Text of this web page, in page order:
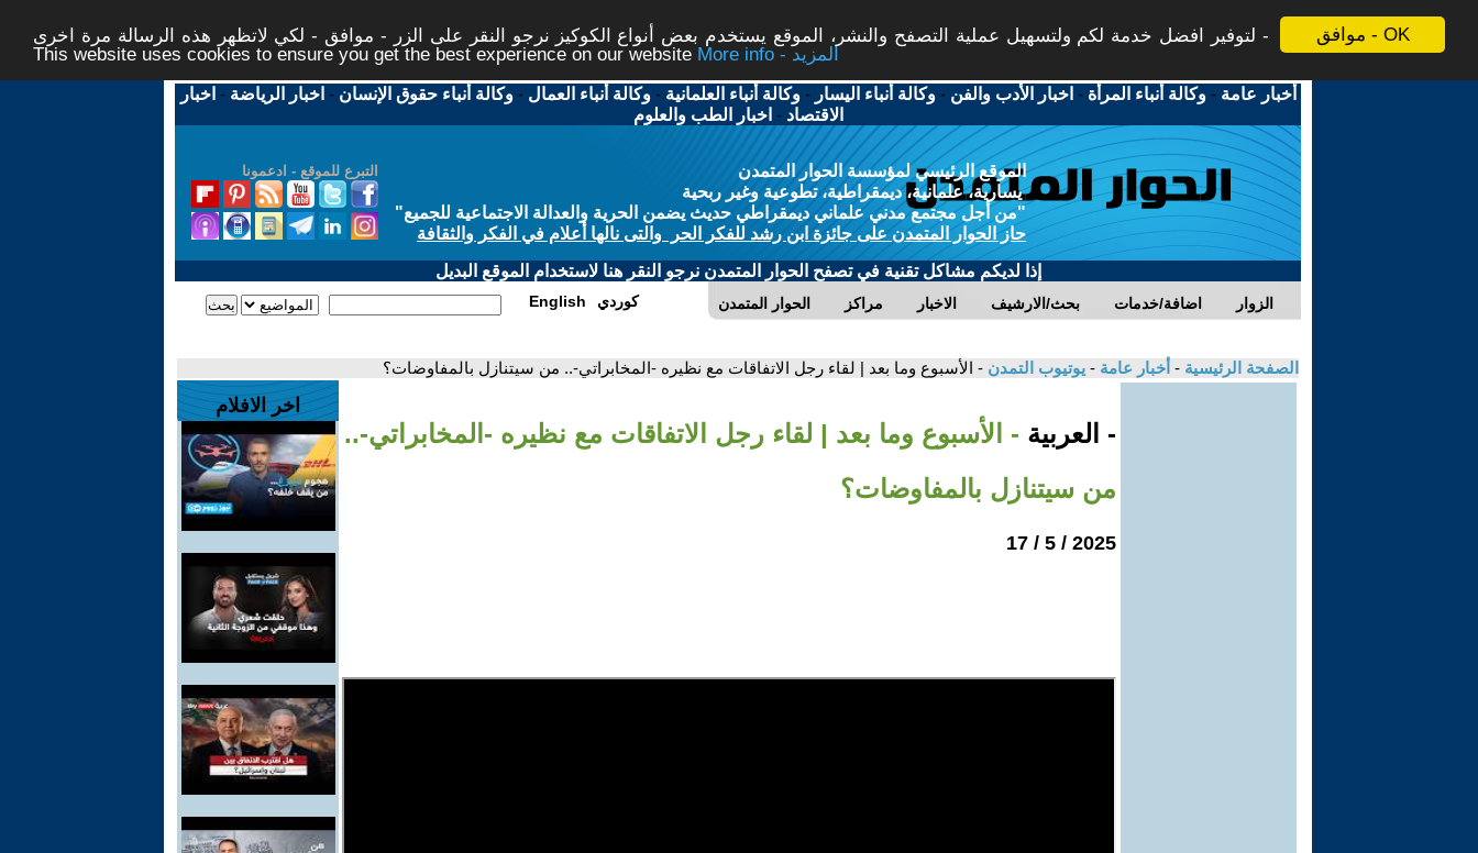
موافق - OK
لتوفير افضل خدمة لكم ولتسهيل عملية التصفح والنشر، الموقع يستخدم بعض أنواع الكوكيز نرجو النقر على الزر - موافق - لكي لاتظهر هذه الرسالة مرة اخرى -
This website uses cookies to ensure you get the best experience on our website
More info - المزيد
أخبار عامة -وكالة أنباء المرأة - اخبار الأدب والفن -وكالة أنباء اليسار -وكالة أنباء العلمانية -وكالة أنباء العمال -وكالة أنباء حقوق الإنسان - اخبار الرياضة - اخبار
الاقتصاد - اخبار الطب والعلوم
التبرع للموقع - ادعمونا
الموقع الرئيسي لمؤسسة الحوار المتمدن
يسارية، علمانية، ديمقراطية، تطوعية وغير ربحية
"من أجل مجتمع مدني علماني ديمقراطي حديث يضمن الحرية والعدالة الاجتماعية للجميع"
حاز الحوار المتمدن على جائزة ابن رشد للفكر الحر والتى نالها أعلام في الفكر والثقافة
إذا لديكم مشاكل تقنية في تصفح الحوار المتمدن نرجو النقر هنا لاستخدام الموقع البديل
الحوار المتمدن مراكز الاخبار بحث/الارشيف اضافة/خدمات الزوار English كوردي
الصفحة الرئيسية - أخبار عامة - يوتيوب التمدن - الأسبوع وما بعد | لقاء رجل الاتفاقات مع نظيره -المخابراتي-.. من سيتنازل بالمفاوضات؟
- العربية - الأسبوع وما بعد | لقاء رجل الاتفاقات مع نظيره -المخابراتي-..
من سيتنازل بالمفاوضات؟
2025 / 5 / 17
اخر الافلام